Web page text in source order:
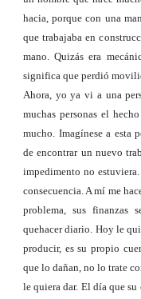
hacia, porque con una
que trabajaba en
mano. Quizás era
significa que perdió
Ahora, yo ya vi a una
muchas personas el
mucho. Imagínese a esta
de encontrar un nuevo
impedimento no
consecuencia. A mí me
problema, sus finanzas
quehacer diario. Hoy le
producir, es su propio
que lo dañan, no lo trate
le quiera dar. El día que su